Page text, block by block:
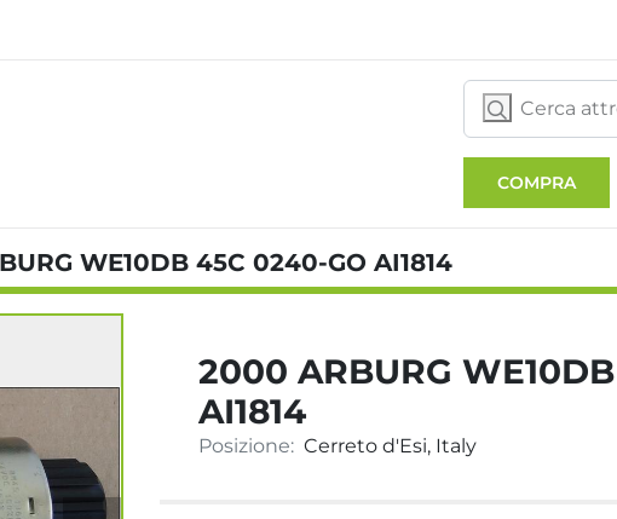
COMPRA
WE10DB 45C 0240-GO AI1814
2000 ARBURG
AI1814
Posizione: Cerreto d'Esi, Italy